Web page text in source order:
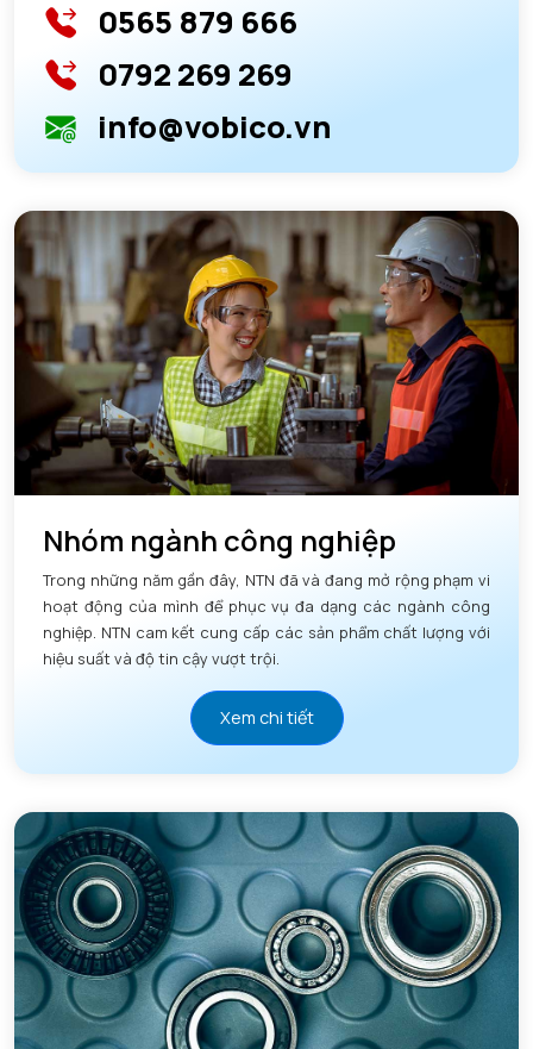
0565 879 666
0792 269 269
info@vobico.vn
Nhóm ngành công nghiệp
Trong những năm gần đây, NTN đã và đang mở rộng phạm vi
hoạt động của mình để phục vụ đa dạng các ngành công
nghiệp. NTN cam kết cung cấp các sản phẩm chất lượng với
hiệu suất và độ tin cậy vượt trội.
Xem chi tiết